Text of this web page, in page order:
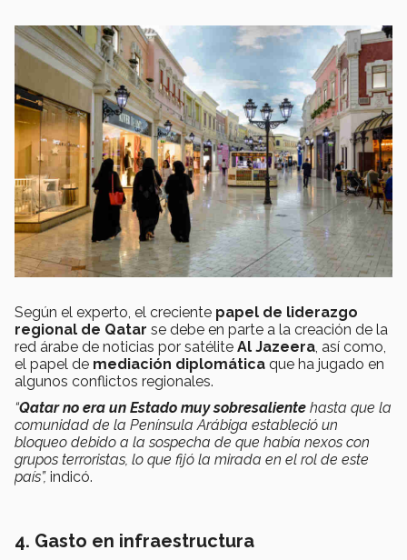
Según el experto, el creciente papel de liderazgo
regional de Qatar se debe en parte a la creación de la
red árabe de noticias por satélite Al Jazeera, así como,
el papel de mediación diplomática que ha jugado en
algunos conflictos regionales.
“Qatar no era un Estado muy sobresaliente hasta que la
comunidad de la Península Arábiga estableció un
bloqueo debido a la sospecha de que había nexos con
grupos terroristas, lo que fijó la mirada en el rol de este
país”, indicó.
4. Gasto en infraestructura